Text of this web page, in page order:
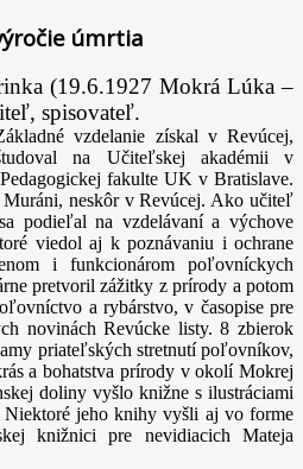
úmrtia
(19.6.1927 Mokrá Lúka –
spisovateľ.
vzdelanie získal v Revúcej,
na Učiteľskej akadémii v
fakulte UK v Bratislave.
neskôr v Revúcej. Ako učiteľ
podieľal na vzdelávaní a výchove
viedol aj k poznávaniu i ochrane
i funkcionárom poľovníckych
pretvoril zážitky z prírody a potom
a rybárstvo, v časopise pre
novinách Revúcke listy. 8 zbierok
priateľských stretnutí poľovníkov,
a bohatstva prírody v okolí Mokrej
doliny vyšlo knižne s ilustráciami
Niektoré jeho knihy vyšli aj vo forme
knižnici pre nevidiacich Mateja